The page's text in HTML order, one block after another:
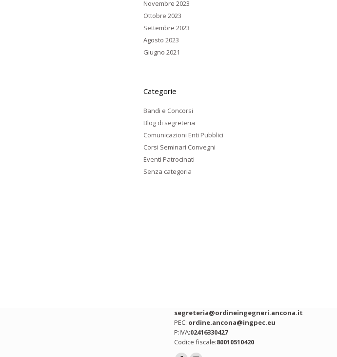
Novembre 2023
Ottobre 2023
Settembre 2023
Agosto 2023
Giugno 2021
Categorie
Bandi e Concorsi
Blog di segreteria
Comunicazioni Enti Pubblici
Corsi Seminari Convegni
Eventi Patrocinati
Senza categoria
segreteria@ordineingegneri.ancona.it
PEC: ordine.ancona@ingpec.eu
P:IVA:02416330427
Codice fiscale:80010510420